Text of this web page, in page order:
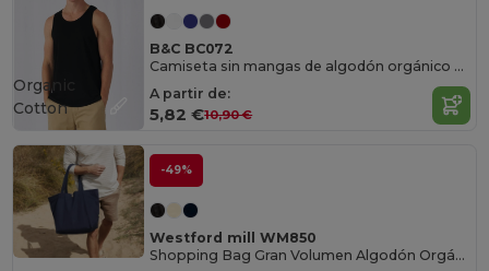
B&C BC072
Camiseta sin mangas de algodón orgánico para hombre
A partir de:
5,82 €10,90 €
Organic
Cotton
-49%
Westford mill WM850
Shopping Bag Gran Volumen Algodón Orgánico